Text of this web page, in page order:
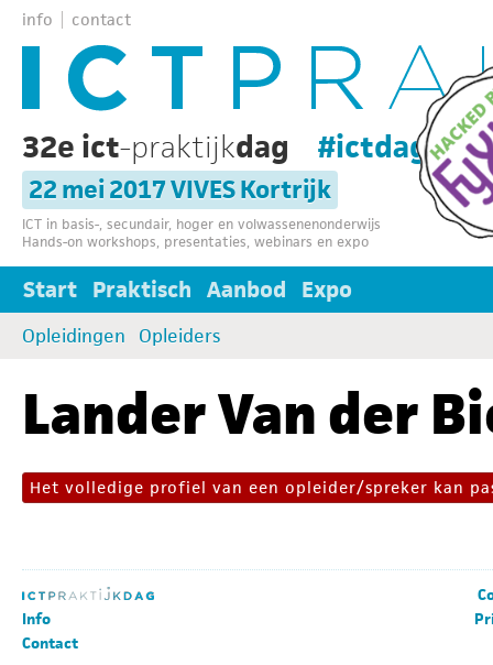
info contact
32e ict-praktijkdag #ictdag32
22 mei 2017 VIVES Kortrijk
ICT in basis-, secundair, hoger en volwassenenonderwijs
Hands-on workshops, presentaties, webinars en expo
Start Praktisch Aanbod Expo
Opleidingen Opleiders
Lander Van der
Het volledige profiel van een opleider/spreker kan
Info
Contact